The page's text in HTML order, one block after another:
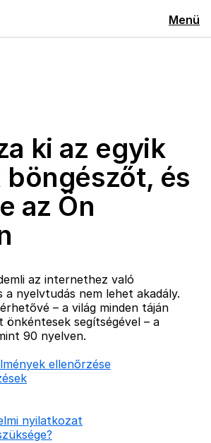
Menü
ki az egyik
böngészőt, és
az Ön
az internethez való
a nyelvtudás nem lehet akadály.
– a világ minden táján
segítségével – a
90 nyelven.
ellenőrzése
nyilatkozat